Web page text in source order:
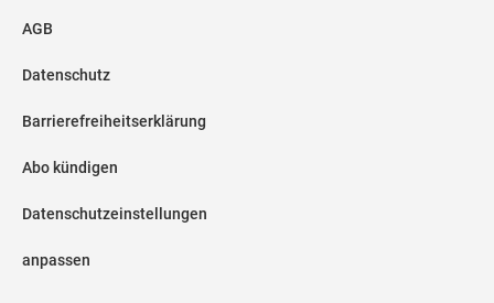
AGB
Datenschutz
Barrierefreiheitserklärung
Abo kündigen
Datenschutzeinstellungen
anpassen